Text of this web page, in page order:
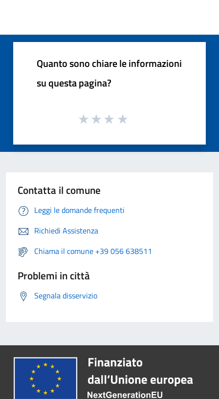
Quanto sono chiare le informazioni
su questa pagina?
Contatta il comune
Leggi le domande frequenti
Richiedi Assistenza
Chiama il comune +39 056 638511
Problemi in città
Segnala disservizio